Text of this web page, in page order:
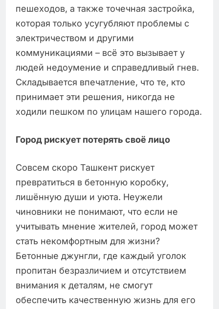
пешеходов, а также точечная застройка,
которая только усугубляют проблемы с
электричеством и другими
коммуникациями – всё это вызывает у
людей недоумение и справедливый гнев.
Складывается впечатление, что те, кто
принимает эти решения, никогда не
ходили пешком по улицам нашего города.
Город рискует потерять своё лицо
Совсем скоро Ташкент рискует
превратиться в бетонную коробку,
лишённую души и уюта. Неужели
чиновники не понимают, что если не
учитывать мнение жителей, город может
стать некомфортным для жизни?
Бетонные джунгли, где каждый уголок
пропитан безразличием и отсутствием
внимания к деталям, не смогут
обеспечить качественную жизнь для его